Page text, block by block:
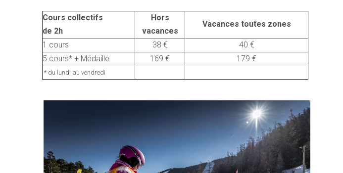
Cours collectifs
de 2h
Hors
vacances
Vacances toutes zones
1 cours 38 €
40 €
5 cours* + Médaille
169 € 179 €
* du lundi au vendredi